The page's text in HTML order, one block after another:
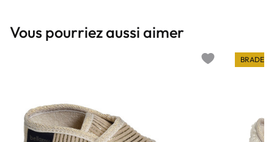
Vous pourriez aussi aimer